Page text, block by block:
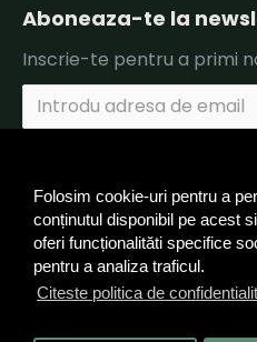
Folosim cookie-uri pentru a
conținutul disponibil pe acest
oferi funcționalităti specifice
pentru a analiza traficul.
Citeste politica de
Aboneaza-te la
Inscrie-te pentru a primi